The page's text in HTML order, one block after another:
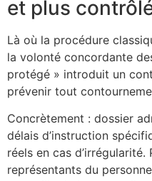
et plus
Là où la procédure
la volonté concordante
protégé » introduit un
prévenir tout
Concrètement : dossier
délais d’instruction
réels en cas
représentants du